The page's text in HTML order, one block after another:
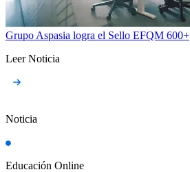
Grupo Aspasia logra el Sello EFQM 600+
Leer Noticia
Noticia
Educación Online